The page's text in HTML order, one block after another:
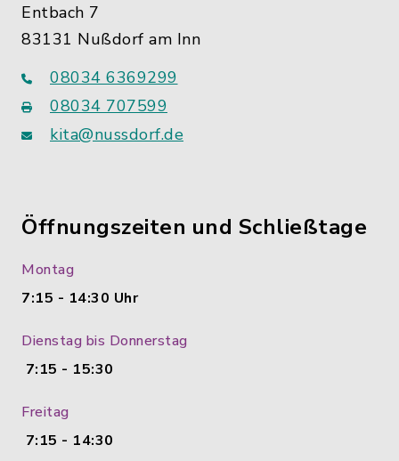
Entbach 7
83131 Nußdorf am Inn
08034 6369299
08034 707599
kita@nussdorf.de
Öffnungszeiten und Schließtage
Montag
7:15 - 14:30 Uhr
Dienstag bis Donnerstag
7:15 - 15:30
Freitag
7:15 - 14:30